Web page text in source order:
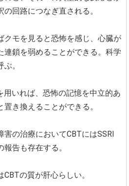
回路につなぎ直される。
クモを見ると恐怖を感じ、心臓が
連鎖を弱めることができる。科学
。
用いれば、恐怖の記憶を中立的あ
き換えることができる。
の治療においてCBTにはSSRI
告も存在する。
の質が肝心らしい。